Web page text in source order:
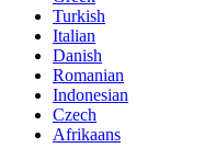
Turkish
Italian
Danish
Romanian
Indonesian
Czech
Afrikaans